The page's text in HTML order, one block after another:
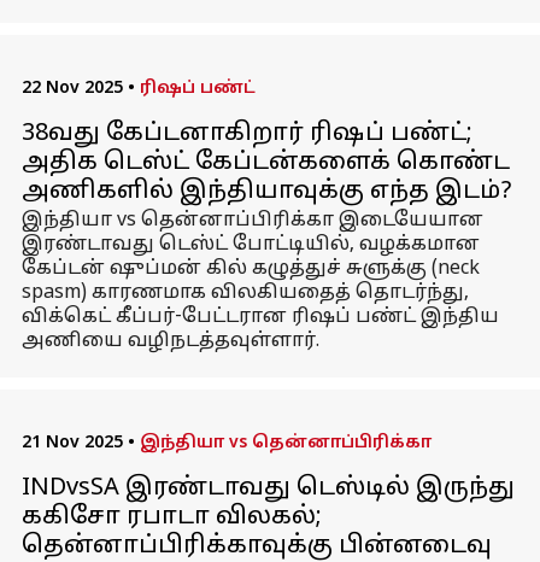
22 Nov 2025 • ரிஷப் பண்ட்
38வது கேப்டனாகிறார் ரிஷப் பண்ட்;
அதிக டெஸ்ட் கேப்டன்களைக் கொண்ட
அணிகளில் இந்தியாவுக்கு எந்த இடம்?
இந்தியா vs தென்னாப்பிரிக்கா இடையேயான
இரண்டாவது டெஸ்ட் போட்டியில், வழக்கமான
கேப்டன் ஷுப்மன் கில் கழுத்துச் சுளுக்கு (neck
spasm) காரணமாக விலகியதைத் தொடர்ந்து,
விக்கெட் கீப்பர்-பேட்டரான ரிஷப் பண்ட் இந்திய
அணியை வழிநடத்தவுள்ளார்.
21 Nov 2025 • இந்தியா vs தென்னாப்பிரிக்கா
INDvsSA இரண்டாவது டெஸ்டில் இருந்து
ககிசோ ரபாடா விலகல்;
தென்னாப்பிரிக்காவுக்கு பின்னடைவு